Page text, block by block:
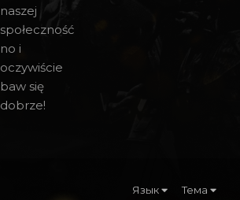
naszej
społeczność
no i
oczywiście
baw się
dobrze!
Язык Тема